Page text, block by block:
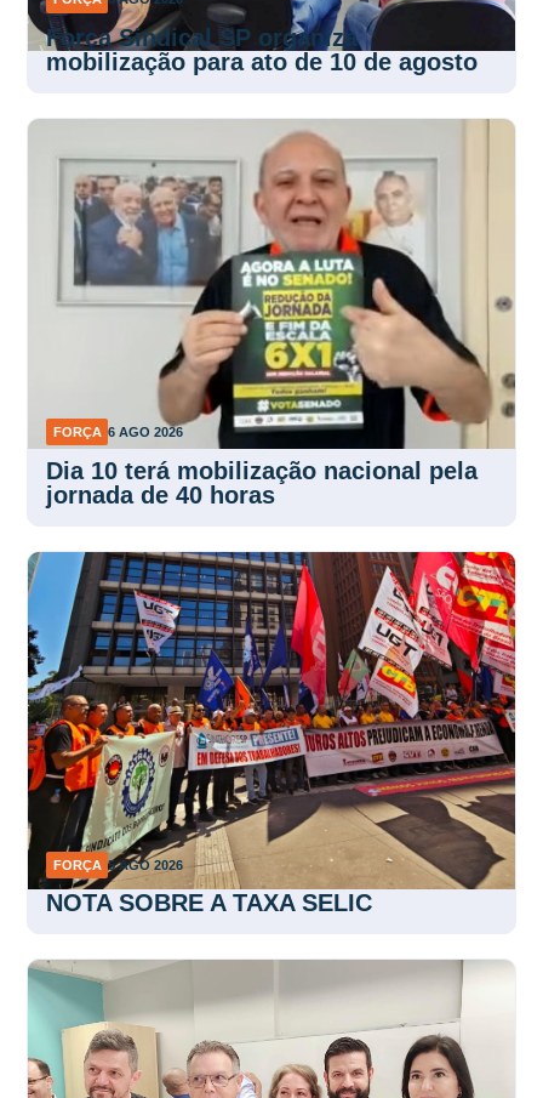
Força Sindical SP organiza
mobilização para ato de 10 de agosto
FORÇA 6 AGO 2026
Dia 10 terá mobilização nacional pela
jornada de 40 horas
FORÇA 5 AGO 2026
NOTA SOBRE A TAXA SELIC